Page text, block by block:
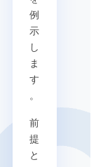
例
示
し
ま
す
。
前
提
と